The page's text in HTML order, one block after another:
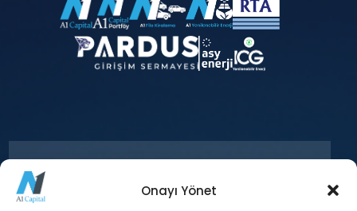
Onayı Yönet
+90 212 371 18 00